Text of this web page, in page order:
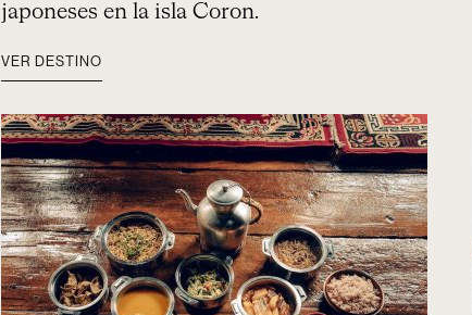
japoneses en la isla Coron.
VER DESTINO